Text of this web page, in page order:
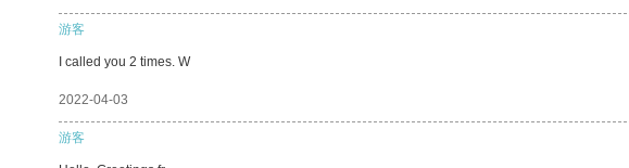
游客
I called you 2 times. W
2022-04-03
游客